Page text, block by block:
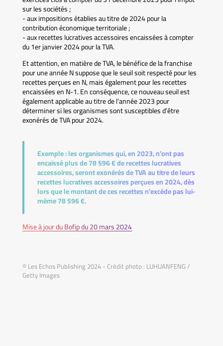
sur les sociétés ;
- aux impositions établies au titre de 2024 pour la
contribution économique territoriale ;
- aux recettes lucratives accessoires encaissées à compter
du 1er janvier 2024 pour la TVA.
Et attention, en matière de TVA, le bénéfice de la franchise
pour une année N suppose que le seuil soit respecté pour les
recettes perçues en N, mais également pour les recettes
encaissées en N-1. En conséquence, ce nouveau seuil est
également applicable au titre de l’année 2023 pour
déterminer si les organismes sont susceptibles d’être
exonérés de TVA pour 2024.
Exemple :les organismes qui, en 2023, n’ont pas
encaissé plus de 78 596 € de recettes lucratives
accessoires, seront exonérés de TVA au titre de leurs
recettes lucratives accessoires perçues en 2024, dès
lors que le montant de ces recettes n’excède pas lui-
même 78 596 €.
Mise à jour du Bofip du 20 mars 2024
© Les Echos Publishing 2024 - Crédit photo : LUHUANFENG /
Getty Images